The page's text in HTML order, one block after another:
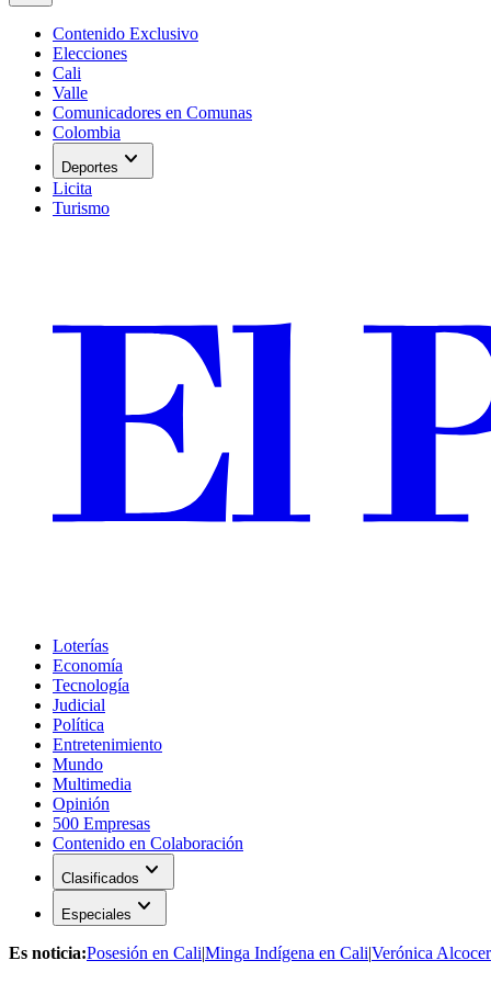
Contenido Exclusivo
Elecciones
Cali
Valle
Comunicadores en Comunas
Colombia
Deportes expand_more
Licita
Turismo
Loterías
Economía
Tecnología
Judicial
Política
Entretenimiento
Mundo
Multimedia
Opinión
500 Empresas
Contenido en Colaboración
Clasificados expand_more
Especiales expand_more
Es noticia:Posesión en Cali|Minga Indígena en Cali|Verónica Alcocer